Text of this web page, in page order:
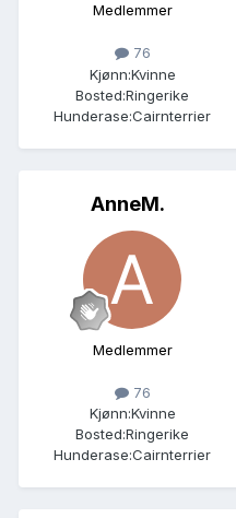
Medlemmer
76
Kjønn:Kvinne
Bosted:Ringerike
Hunderase:Cairnterrier
AnneM.
Medlemmer
76
Kjønn:Kvinne
Bosted:Ringerike
Hunderase:Cairnterrier